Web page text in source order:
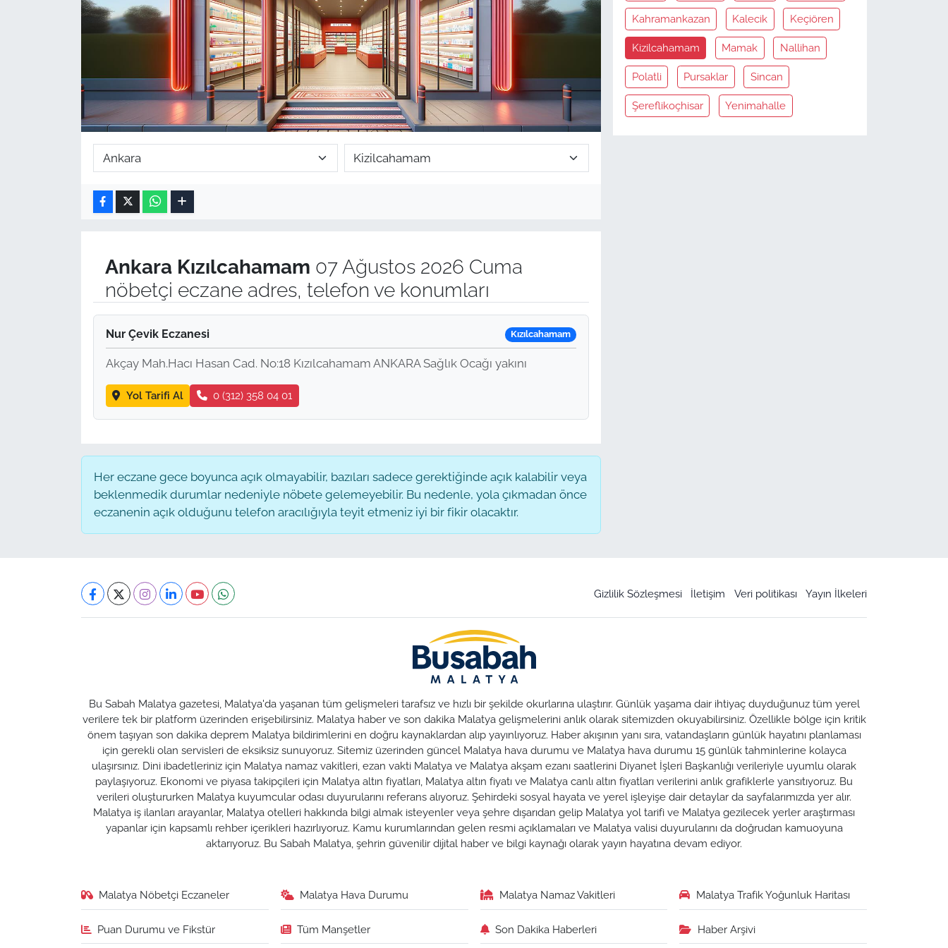
Ankara Kızılcahamam 07 Ağustos 2026 Cuma
nöbetçi eczane adres, telefon ve konumları
Nur Çevik Eczanesi Kızılcahamam
Akçay Mah.Hacı Hasan Cad. No:18 Kızılcahamam ANKARA Sağlık Ocağı yakını
Yol Tarifi Al 0 (312) 358 04 01
Her eczane gece boyunca açık olmayabilir, bazıları sadece gerektiğinde açık kalabilir veya
beklenmedik durumlar nedeniyle nöbete gelemeyebilir. Bu nedenle, yola çıkmadan önce
eczanenin açık olduğunu telefon aracılığıyla teyit etmeniz iyi bir fikir olacaktır.
Kahramankazan Kalecik Keçiören
Kizilcahamam Mamak Nallihan
Polatli Pursaklar Sincan
Şereflikoçhisar Yenimahalle
Gizlilik Sözleşmesi İletişim Veri politikası Yayın İlkeleri
Bu Sabah Malatya gazetesi, Malatya'da yaşanan tüm gelişmeleri tarafsız ve hızlı bir şekilde okurlarına ulaştırır. Günlük yaşama dair ihtiyaç duyduğunuz tüm yerel
verilere tek bir platform üzerinden erişebilirsiniz. Malatya haber ve son dakika Malatya gelişmelerini anlık olarak sitemizden okuyabilirsiniz. Özellikle bölge için kritik
önem taşıyan son dakika deprem Malatya bildirimlerini en doğru kaynaklardan alıp yayınlıyoruz. Haber akışının yanı sıra, vatandaşların günlük hayatını planlaması
için gerekli olan servisleri de eksiksiz sunuyoruz. Sitemiz üzerinden güncel Malatya hava durumu ve Malatya hava durumu 15 günlük tahminlerine kolayca
ulaşırsınız. Dini ibadetleriniz için Malatya namaz vakitleri, ezan vakti Malatya ve Malatya akşam ezanı saatlerini Diyanet İşleri Başkanlığı verileriyle uyumlu olarak
paylaşıyoruz. Ekonomi ve piyasa takipçileri için Malatya altın fiyatları, Malatya altın fiyatı ve Malatya canlı altın fiyatları verilerini anlık grafiklerle yansıtıyoruz. Bu
verileri oluştururken Malatya kuyumcular odası duyurularını referans alıyoruz. Şehirdeki sosyal hayata ve yerel işleyişe dair detaylar da sayfalarımızda yer alır.
Malatya iş ilanları arayanlar, Malatya otelleri hakkında bilgi almak isteyenler veya şehre dışarıdan gelip Malatya yol tarifi ve Malatya gezilecek yerler araştırması
yapanlar için kapsamlı rehber içerikleri hazırlıyoruz. Kamu kurumlarından gelen resmi açıklamaları ve Malatya valisi duyurularını da doğrudan kamuoyuna
aktarıyoruz. Bu Sabah Malatya, şehrin güvenilir dijital haber ve bilgi kaynağı olarak yayın hayatına devam ediyor.
Malatya Nöbetçi Eczaneler Malatya Hava Durumu Malatya Namaz Vakitleri Malatya Trafik Yoğunluk Haritası
Puan Durumu ve Fikstür Tüm Manşetler Son Dakika Haberleri Haber Arşivi